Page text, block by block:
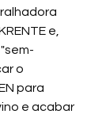
e,
o
para
e acabar